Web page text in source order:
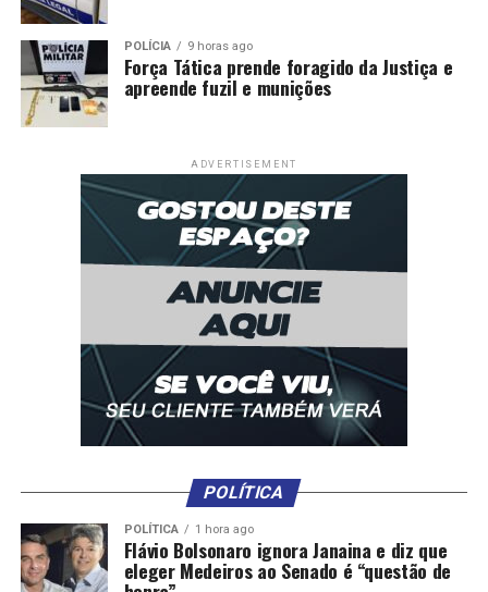
Comentários
REPÚDIO
Definidos vereadores que conduzirão comissões
permanentes da câmara de Sinop; janeiro sem recesso
Prefeito ‘mano do CV’ foi preso antes da posse no CE;
‘Lindo vai ser sua cara furada de bala’
POLÍCIA 9 horas ago
Força Tática prende foragido da Justiça e
apreende fuzil e munições
ADVERTISEMENT
POLÍTICA
POLÍTICA 1 hora ago
Flávio Bolsonaro ignora Janaina e diz que
eleger Medeiros ao Senado é “questão de